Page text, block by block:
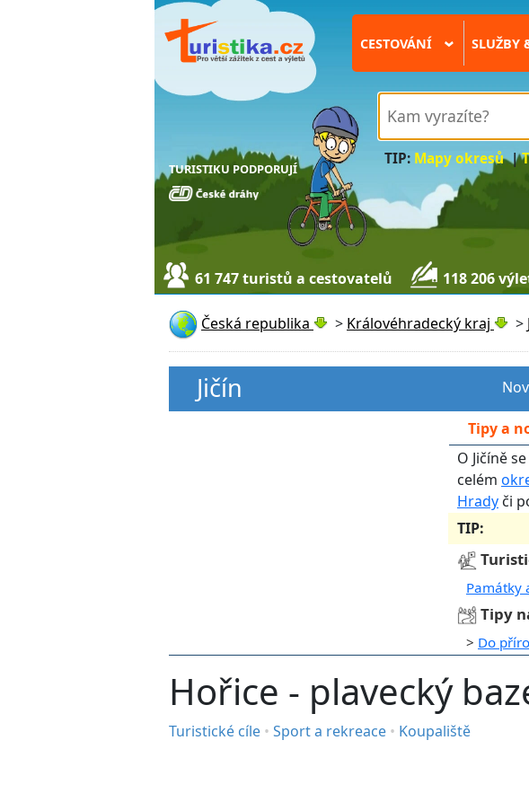
TURISTIKU PODPORUJÍ
CESTOVÁNÍ › SLUŽBY
TIP: Mapy okresů|
61 747 turistů a cestovatelů 118 206
Česká republika > Královéhradecký kraj >
Jičín
Tipy a
O Jičíně
celém
Hrady či
TIP:
Památky
Tipy
> Do
Hořice - plavecký
Turistické cíle • Sport a rekreace • Koupaliště